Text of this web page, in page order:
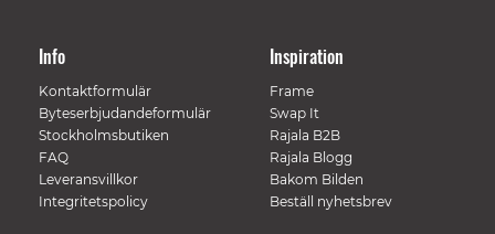
Info
Kontaktformulär
Byteserbjudandeformulär
Stockholmsbutiken
FAQ
Leveransvillkor
Integritetspolicy
Inspiration
Frame
Swap It
Rajala B2B
Rajala Blogg
Bakom Bilden
Beställ nyhetsbrev